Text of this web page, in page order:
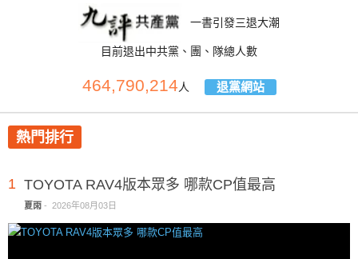
一書引發三退大潮
目前退出中共黨、團、隊總人數
464,790,214人 退黨網站
熱門排行
1 TOYOTA RAV4版本眾多 哪款CP值最高
夏雨 - 2026年08月03日